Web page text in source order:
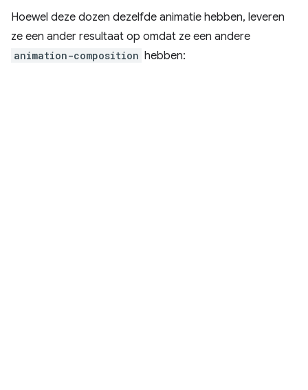
Hoewel deze dozen dezelfde animatie hebben, leveren
ze een ander resultaat op omdat ze een andere
animation-composition hebben: